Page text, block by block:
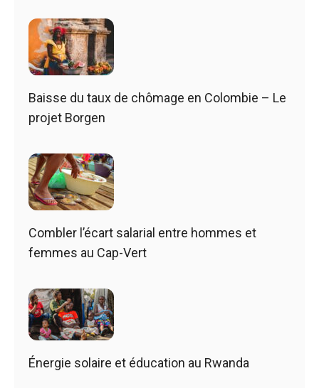
Baisse du taux de chômage en Colombie – Le
projet Borgen
Combler l’écart salarial entre hommes et
femmes au Cap-Vert
Énergie solaire et éducation au Rwanda